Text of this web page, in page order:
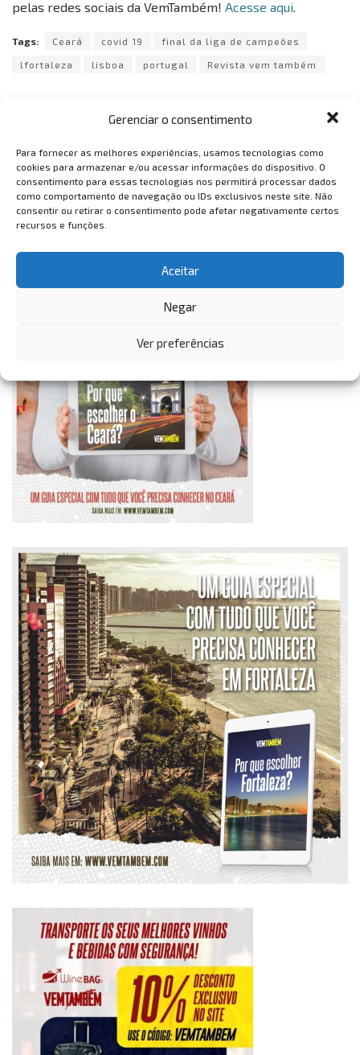
Gerenciar o consentimento
Para fornecer as melhores experiências, usamos tecnologias como
cookies para armazenar e/ou acessar informações do dispositivo. O
consentimento para essas tecnologias nos permitirá processar dados
como comportamento de navegação ou IDs exclusivos neste site. Não
consentir ou retirar o consentimento pode afetar negativamente certos
recursos e funções.
Aceitar
Negar
Ver preferências
pelas redes sociais da VemTambém! Acesse aqui.
Tags: Ceará covid 19 final da liga de campeões
lfortaleza lisboa portugal Revista vem também
VemTambém
VemTambém